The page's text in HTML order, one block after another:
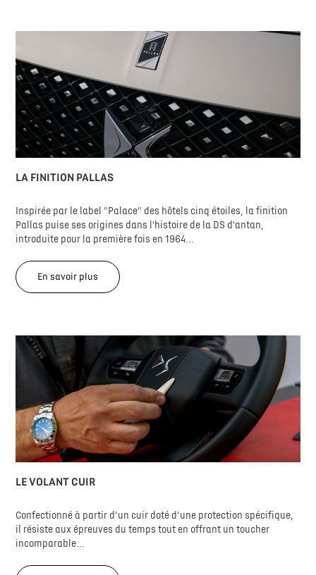
LA FINITION PALLAS
Inspirée par le label "Palace" des hôtels cinq étoiles, la finition
Pallas puise ses origines dans l'histoire de la DS d'antan,
introduite pour la première fois en 1964...
En savoir plus
LE VOLANT CUIR
Confectionné à partir d’un cuir doté d’une protection spécifique,
il résiste aux épreuves du temps tout en offrant un toucher
incomparable...